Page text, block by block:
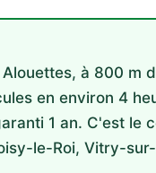
à 800 m
en environ 4
1 an. C'est le
le-Roi, Vitry-